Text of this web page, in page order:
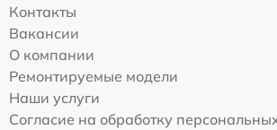
Контакты
Вакансии
О компании
Ремонтируемые модели
Наши услуги
Согласие на обработку